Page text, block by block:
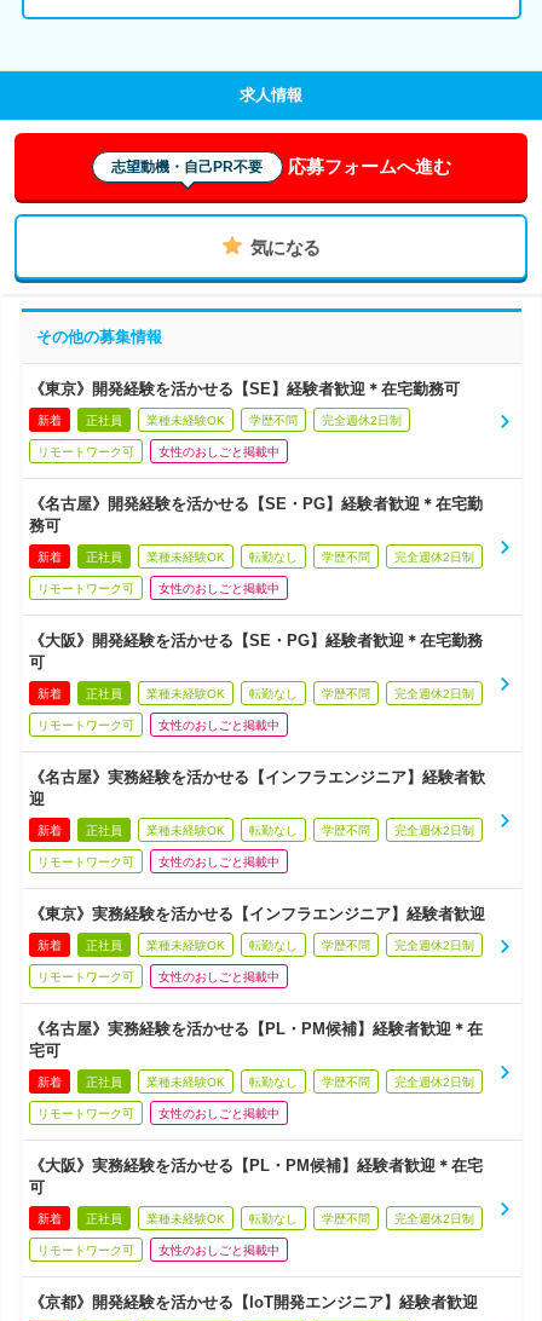
求人情報
志望動機・自己PR不要 応募フォームへ進む
気になる
その他の募集情報
《東京》開発経験を活かせる【SE】経験者歓迎＊在宅勤務可
新着 正社員 業種未経験OK 学歴不問 完全週休2日制
リモートワーク可 女性のおしごと掲載中
《名古屋》開発経験を活かせる【SE・PG】経験者歓迎＊在宅勤
務可
新着 正社員 業種未経験OK 転勤なし 学歴不問 完全週休2日制
リモートワーク可 女性のおしごと掲載中
《大阪》開発経験を活かせる【SE・PG】経験者歓迎＊在宅勤務
可
新着 正社員 業種未経験OK 転勤なし 学歴不問 完全週休2日制
リモートワーク可 女性のおしごと掲載中
《名古屋》実務経験を活かせる【インフラエンジニア】経験者歓
迎
新着 正社員 業種未経験OK 転勤なし 学歴不問 完全週休2日制
リモートワーク可 女性のおしごと掲載中
《東京》実務経験を活かせる【インフラエンジニア】経験者歓迎
新着 正社員 業種未経験OK 転勤なし 学歴不問 完全週休2日制
リモートワーク可 女性のおしごと掲載中
《名古屋》実務経験を活かせる【PL・PM候補】経験者歓迎＊在
宅可
新着 正社員 業種未経験OK 転勤なし 学歴不問 完全週休2日制
リモートワーク可 女性のおしごと掲載中
《大阪》実務経験を活かせる【PL・PM候補】経験者歓迎＊在宅
可
新着 正社員 業種未経験OK 転勤なし 学歴不問 完全週休2日制
リモートワーク可 女性のおしごと掲載中
《京都》開発経験を活かせる【IoT開発エンジニア】経験者歓迎